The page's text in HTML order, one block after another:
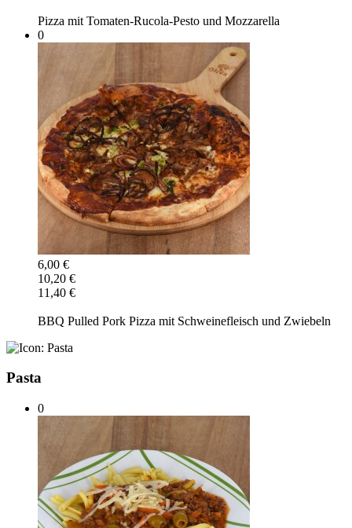
Pizza mit Tomaten-Rucola-Pesto und Mozzarella
0
6,00 €
10,20 €
11,40 €
BBQ Pulled Pork Pizza mit Schweinefleisch und Zwiebeln
Pasta
0